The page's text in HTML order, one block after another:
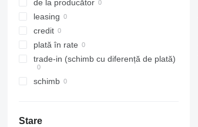
de la producător
leasing
credit
plată în rate
trade-in (schimb cu diferență de plată)
schimb
Stare